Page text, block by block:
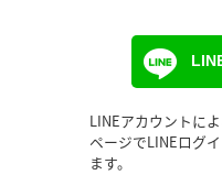
LINEアカウントに
ページでLINEログ
ます。